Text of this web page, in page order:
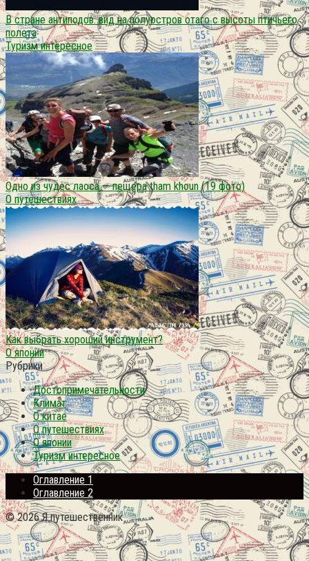
В стране антиподов. вид на полуостров отаго с высоты птичьего
полета
Туризм интересное
Одно из чудес лаоса — пещера tham khoun (19 фото)
О путешествиях
Как выбрать хороший инструмент?
О японии
Рубрики
Достопримечательности
Климат
О китае
О путешествиях
О японии
Туризм интересное
Оглавление 1
Оглавление 2
© 2026 Я путешественник